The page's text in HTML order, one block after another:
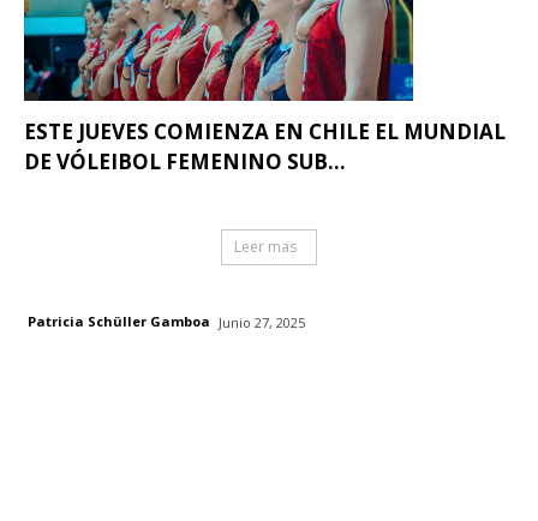
ESTE JUEVES COMIENZA EN CHILE EL MUNDIAL
DE VÓLEIBOL FEMENINO SUB...
Leer mas
Patricia Schüller Gamboa Junio 27, 2025